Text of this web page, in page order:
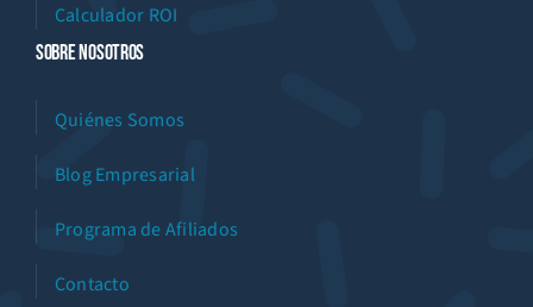
Calculador ROI
Sobre Nosotros
Quiénes Somos
Blog Empresarial
Programa de Afiliados
Contacto